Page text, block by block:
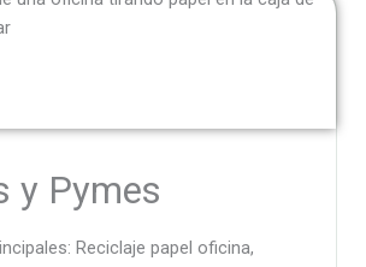
y Pymes
Reciclaje papel oficina,